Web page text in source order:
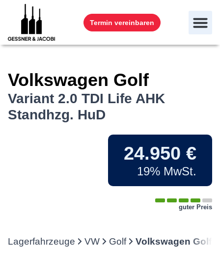
Termin vereinbaren
Volkswagen Golf
Variant 2.0 TDI Life AHK
Standhzg. HuD
24.950 €
19% MwSt.
guter Preis
Lagerfahrzeuge VW Golf Volkswagen Golf